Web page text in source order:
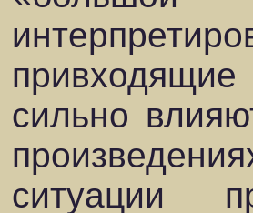
сильно
ситуации